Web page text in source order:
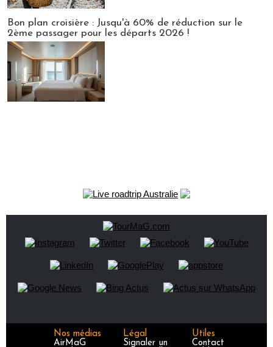
Bon plan croisière : Jusqu'à 60% de réduction sur le
2ème passager pour les départs 2026 !
Nos médias
AirMaG
Légal
Signaler un
Utiles
Contact